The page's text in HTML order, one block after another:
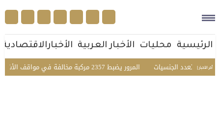
الرئيسية محليات الأخبار العربية الأخبارالاقتصادية
أخر الأخبار | المرور يضبط 2357 مركبة مخالفة في مواقف الأشخاص ذوي الإعاقة بمختلف مناطق المملكة متعدد الجنسيات